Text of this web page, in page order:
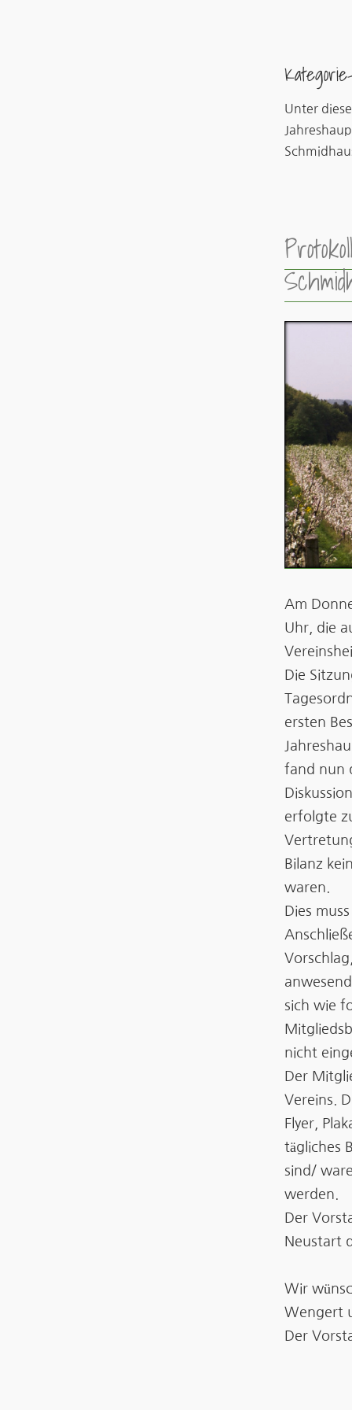
Unter
Am
Uhr, die
Die
ersten
fand nun
erfolgte
Bilanz
waren.
Dies
sich wie
nicht
Der
Vereins.
Flyer,
tägliches
sind/
werden.
Der
Neustart
Wir
Wengert
Der